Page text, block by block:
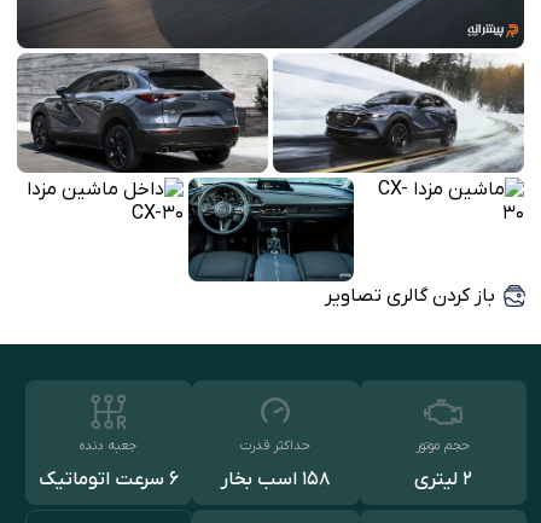
باز کردن گالری تصاویر
حجم موتور
2 لیتری
حداکثر قدرت
158 اسب بخار
جعبه دنده
۶ سرعت اتوماتیک